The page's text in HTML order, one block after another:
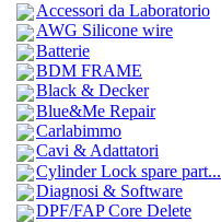
Accessori da Laboratorio
AWG Silicone wire
Batterie
BDM FRAME
Black & Decker
Blue&Me Repair
Carlabimmo
Cavi & Adattatori
Cylinder Lock spare part...
Diagnosi & Software
DPF/FAP Core Delete